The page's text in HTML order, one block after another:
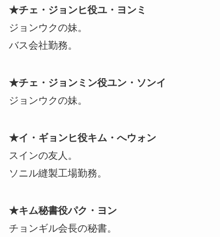
★チェ・ジョンヒ役ユ・ヨンミ
ジョンウクの妹。
バス会社勤務。
★チェ・ジョンミン役ユン・ソンイ
ジョンウクの妹。
★イ・ギョンヒ役キム・へウォン
スインの友人。
ソニル縫製工場勤務。
★キム秘書役パク・ヨン
チョンギル会長の秘書。